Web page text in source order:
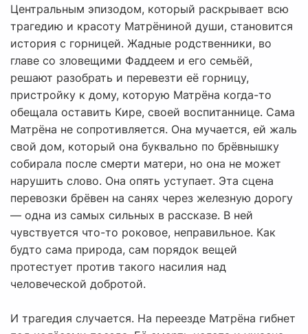
Центральным эпизодом, который раскрывает всю
трагедию и красоту Матрёниной души, становится
история с горницей. Жадные родственники, во
главе со зловещими Фаддеем и его семьёй,
решают разобрать и перевезти её горницу,
пристройку к дому, которую Матрёна когда-то
обещала оставить Кире, своей воспитаннице. Сама
Матрёна не сопротивляется. Она мучается, ей жаль
свой дом, который она буквально по брёвнышку
собирала после смерти матери, но она не может
нарушить слово. Она опять уступает. Эта сцена
перевозки брёвен на санях через железную дорогу
— одна из самых сильных в рассказе. В ней
чувствуется что-то роковое, неправильное. Как
будто сама природа, сам порядок вещей
протестует против такого насилия над
человеческой добротой.
И трагедия случается. На переезде Матрёна гибнет